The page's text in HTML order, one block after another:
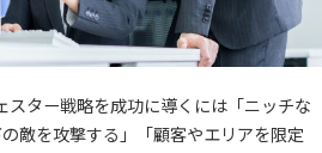
スター戦略を成功に導くには「ニッチな
敵を攻撃する」「顧客やエリアを限定